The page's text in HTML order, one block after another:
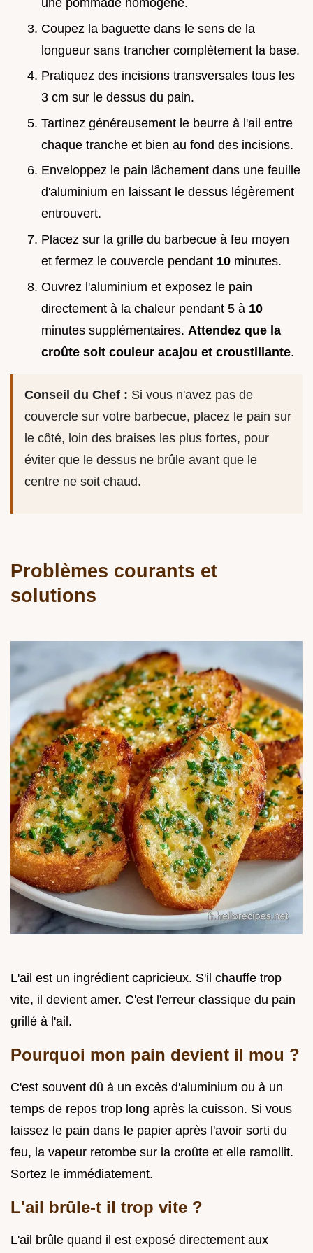
une pommade homogène.
Coupez la baguette dans le sens de la
longueur sans trancher complètement la base.
Pratiquez des incisions transversales tous les
3 cm sur le dessus du pain.
Tartinez généreusement le beurre à l'ail entre
chaque tranche et bien au fond des incisions.
Enveloppez le pain lâchement dans une feuille
d'aluminium en laissant le dessus légèrement
entrouvert.
Placez sur la grille du barbecue à feu moyen
et fermez le couvercle pendant 10 minutes.
Ouvrez l'aluminium et exposez le pain
directement à la chaleur pendant 5 à 10
minutes supplémentaires. Attendez que la
croûte soit couleur acajou et croustillante.
Conseil du Chef : Si vous n'avez pas de
couvercle sur votre barbecue, placez le pain sur
le côté, loin des braises les plus fortes, pour
éviter que le dessus ne brûle avant que le
centre ne soit chaud.
Problèmes courants et
solutions
L'ail est un ingrédient capricieux. S'il chauffe trop
vite, il devient amer. C'est l'erreur classique du pain
grillé à l'ail.
Pourquoi mon pain devient il mou ?
C'est souvent dû à un excès d'aluminium ou à un
temps de repos trop long après la cuisson. Si vous
laissez le pain dans le papier après l'avoir sorti du
feu, la vapeur retombe sur la croûte et elle ramollit.
Sortez le immédiatement.
L'ail brûle-t il trop vite ?
L'ail brûle quand il est exposé directement aux